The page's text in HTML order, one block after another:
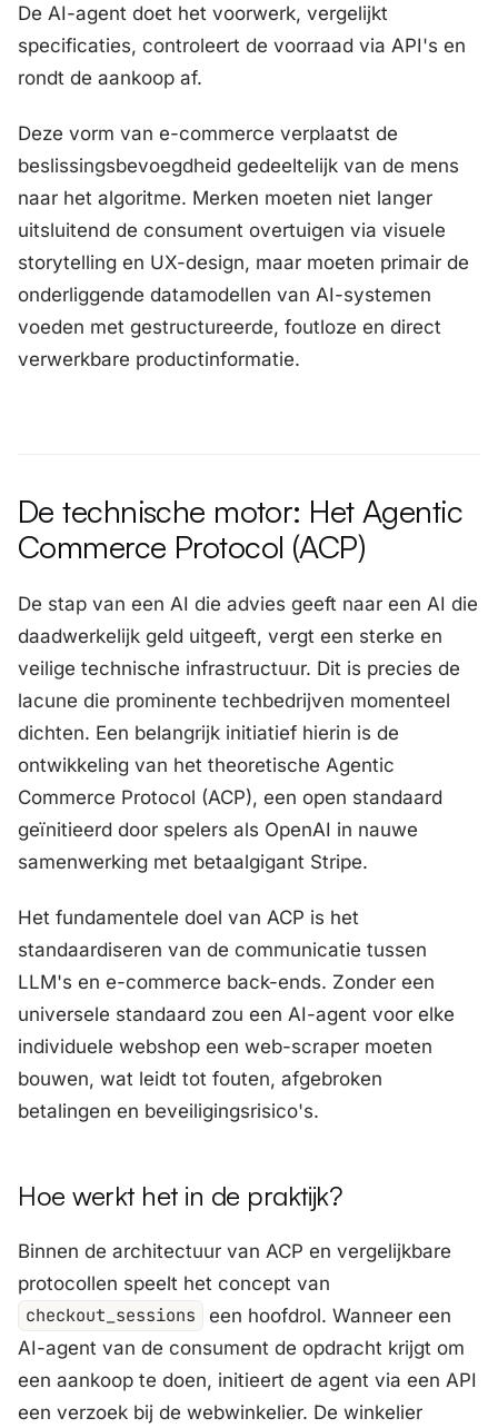
De AI-agent doet het voorwerk, vergelijkt
specificaties, controleert de voorraad via API's en
rondt de aankoop af.
Deze vorm van e-commerce verplaatst de
beslissingsbevoegdheid gedeeltelijk van de mens
naar het algoritme. Merken moeten niet langer
uitsluitend de consument overtuigen via visuele
storytelling en UX-design, maar moeten primair de
onderliggende datamodellen van AI-systemen
voeden met gestructureerde, foutloze en direct
verwerkbare productinformatie.
De technische motor: Het Agentic
Commerce Protocol (ACP)
De stap van een AI die advies geeft naar een AI die
daadwerkelijk geld uitgeeft, vergt een sterke en
veilige technische infrastructuur. Dit is precies de
lacune die prominente techbedrijven momenteel
dichten. Een belangrijk initiatief hierin is de
ontwikkeling van het theoretische Agentic
Commerce Protocol (ACP), een open standaard
geïnitieerd door spelers als OpenAI in nauwe
samenwerking met betaalgigant Stripe.
Het fundamentele doel van ACP is het
standaardiseren van de communicatie tussen
LLM's en e-commerce back-ends. Zonder een
universele standaard zou een AI-agent voor elke
individuele webshop een web-scraper moeten
bouwen, wat leidt tot fouten, afgebroken
betalingen en beveiligingsrisico's.
Hoe werkt het in de praktijk?
Binnen de architectuur van ACP en vergelijkbare
protocollen speelt het concept van
checkout_sessions
een hoofdrol. Wanneer een
AI-agent van de consument de opdracht krijgt om
een aankoop te doen, initieert de agent via een API
een verzoek bij de webwinkelier. De winkelier